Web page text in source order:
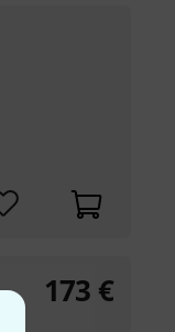
173 €